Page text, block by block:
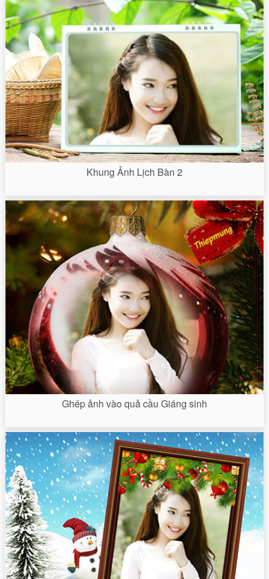
Khung Ảnh Lịch Bàn 2
Ghép ảnh vào quả cầu Giáng sinh